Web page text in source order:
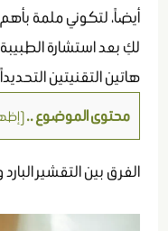
أيضاً، لتكوني ملمة
لكِ بعد استشارة الطبيبة
هاتين التقنيتين
محتوى الموضوع ..[
الفرق بين التقشير